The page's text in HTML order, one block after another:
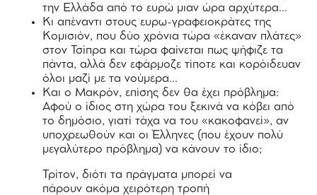
την Ελλάδα από το ευρώ μιαν ώρα αρχύτερα…
Κι απέναντι στους ευρω-γραφειοκράτες της
Κομισιόν, που δύο χρόνια τώρα «έκαναν πλάτες»
στον Τσίπρα και τώρα φαίνεται πως ψήφιζε τα
πάντα, αλλά δεν εφάρμοζε τίποτε και κορόιδευαν
όλοι μαζί με τα νούμερα…
Και ο Μακρόν, επίσης δεν θα έχει πρόβλημα:
Αφού ο ίδιος στη χώρα του ξεκινά να κόβει από
το δημόσιο, γιατί τάχα να του «κακοφανεί», αν
υποχρεωθούν και οι Έλληνες (που έχουν πολύ
μεγαλύτερο πρόβλημα) να κάνουν το ίδιο;
Τρίτον, διότι τα πράγματα μπορεί να
πάρουν ακόμα χειρότερη τροπή